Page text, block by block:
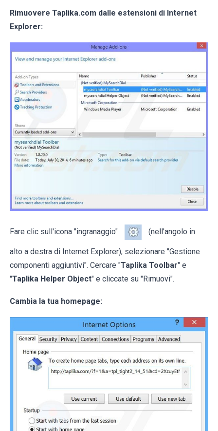
Rimuovere Taplika.com dalle estensioni di Internet
Explorer:
Fare clic sull'icona "ingranaggio" (nell'angolo in
alto a destra di Internet Explorer), selezionare "Gestione
componenti aggiuntivi". Cercare "Taplika Toolbar" e
"Taplika Helper Object" e cliccate su "Rimuovi".
Cambia la tua homepage: